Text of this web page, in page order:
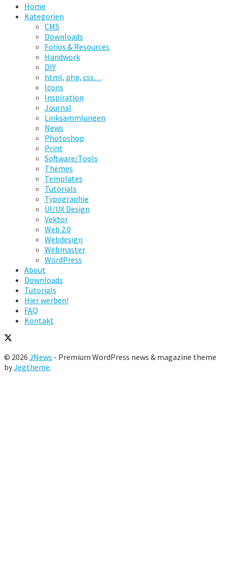
Home
Kategorien
CMS
Downloads
Folios & Resources
Handwork
DIY
html, php, css…
Icons
Inspiration
Journal
Linksammlungen
News
Photoshop
Print
Software/Tools
Themes
Templates
Tutorials
Typographie
UI/UX Design
Vektor
Web 2.0
Webdesign
Webmaster
WordPress
About
Downloads
Tutorials
Hier werben!
FAQ
Kontakt
© 2026 JNews - Premium WordPress news & magazine theme
byJegtheme.